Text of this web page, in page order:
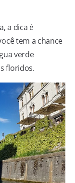
a dica é
tem a chance
verde
floridos.